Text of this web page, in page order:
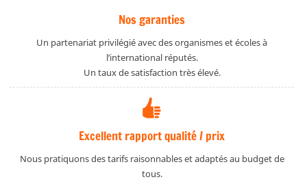
Nos garanties
Un partenariat privilégié avec des organismes et écoles à
l’international réputés.
Un taux de satisfaction très élevé.
Excellent rapport qualité / prix
Nous pratiquons des tarifs raisonnables et adaptés au budget de
tous.